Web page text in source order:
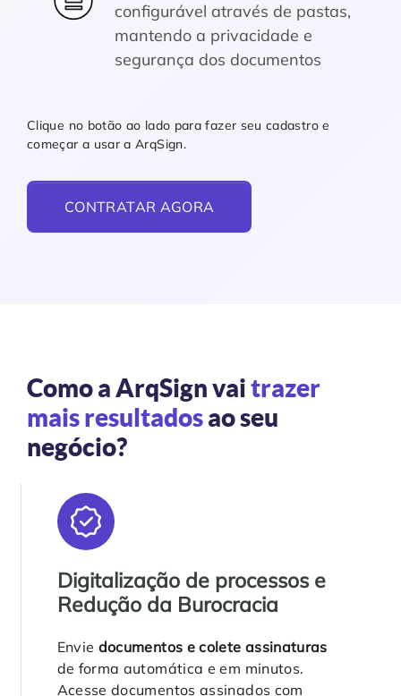
configurável através de pastas,
mantendo a privacidade e
segurança dos documentos
Clique no botão ao lado para fazer seu cadastro e
começar a usar a ArqSign.
CONTRATAR AGORA
Como a ArqSign vaitrazer
mais resultadosao seu
negócio?
Digitalização de processos e
Redução da Burocracia
Envie documentos e colete assinaturas
de forma automática e em minutos.
Acesse documentos assinados com